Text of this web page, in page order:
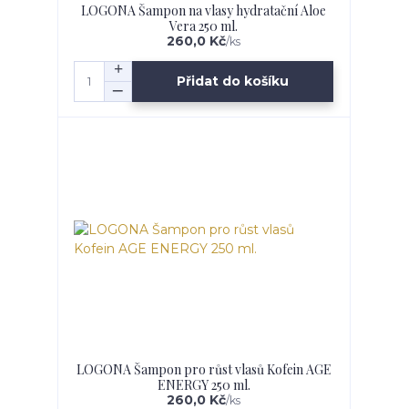
LOGONA Šampon na vlasy hydratační Aloe
Vera 250 ml.
260,0 Kč/ks
Přidat do košíku
LOGONA Šampon pro růst vlasů Kofein AGE
ENERGY 250 ml.
260,0 Kč/ks